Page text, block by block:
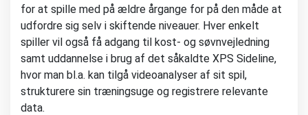
for at spille med på ældre årgange for på den måde at
udfordre sig selv i skiftende niveauer. Hver enkelt
spiller vil også få adgang til kost- og søvnvejledning
samt uddannelse i brug af det såkaldte XPS Sideline,
hvor man bl.a. kan tilgå videoanalyser af sit spil,
strukturere sin træningsuge og registrere relevante
data.